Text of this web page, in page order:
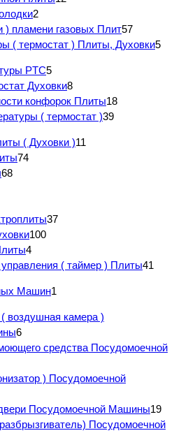
2
) пламени газовых Плит57
( термостат ) Плиты, Духовки5
PTC5
Духовки8
конфорок Плиты18
( термостат )39
( Духовки )11
74
68
37
100
4
( таймер ) Плиты41
Машин1
воздушная камера )
6
средства Посудомоечной
) Посудомоечной
Посудомоечной Машины19
Посудомоечной